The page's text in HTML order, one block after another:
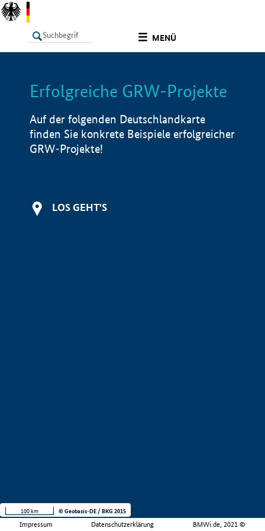
MENÜ
LISTE Info
Erfolgreiche GRW-Projekte
Auf der folgenden Deutschlandkarte
finden Sie konkrete Beispiele erfolgreicher
GRW-Projekte!
LOS GEHT'S
Impressum Datenschutzerklärung BMWi.de, 2021 ©
100 km © Geobasis-DE / BKG 2015